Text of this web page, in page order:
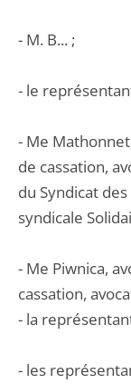
- M. B... ;
- le
- Me
de cassation,
du Syndicat
syndicale
- Me Piwnica,
cassation,
- la
- les